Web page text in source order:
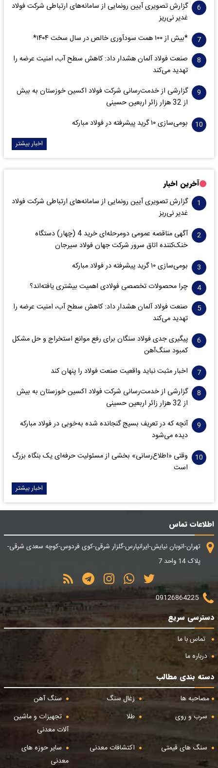
گزارش تصویری آیین رونمایی از سامانه‌های ارتباطی شرکت فولاد
غدیر نی‌ریز
*بیش از ۱۰۰ همت سودآوری خالص در سال سخت ۱۴۰۴*
صنعت فولاد آلمان هشدار داد: کاهش سطح آب، امنیت عرضه را
تهدید می‌کند
گزارشی از خدمت‌رسانی شرکت فولاد اکسین خوزستان به بیش
از 32 هزار زائر اربعین حسینی
بومی‌سازی ۱۰ گرید پیشرفته در فولاد مبارکه
اخبار بیشتر
آخرین اخبار
گزارش تصویری آیین رونمایی از سامانه‌های ارتباطی شرکت فولاد
غدیر نی‌ریز
آگهی مناقصه عمومی دومرحله‌ای خرید 4 (چهار) دستگاه
خنک‌کننده اتاق سرور شرکت جهان فولاد سیرجان
بومی‌سازی ۱۰ گرید پیشرفته در فولاد مبارکه
چرا محصولات تخصصی فولادی اهمیت بیشتری یافته‌اند؟
صنعت فولاد آلمان هشدار داد: کاهش سطح آب، امنیت عرضه را
تهدید می‌کند
پیگیری جدی فولاد سنگان برای رفع موانع استخراج و حل مشکل
کمبود سنگ‌آهن
اخبار مثبت نباید واقعیت صنعت فولاد را پنهان کند
گزارشی از خدمت‌رسانی شرکت فولاد اکسین خوزستان به بیش
از 32 هزار زائر اربعین حسینی
آنچه که در تعریف بسیج گنجانده شده به‌خوبی در فولاد مبارکه
دیده می‌شود
وقتی «اطلاع‌رسانی» بخشی از مسئولیت حرفه‌ای یک بنگاه بزرگ
است
اخبار بیشتر
اطلاعات تماس
تهران-اتوبان نیایش-ایرانپارس-گلزار شرقی-کوی فردوس-کوچه سعدی شرقی-
پلاک 14 واحد 7
09126864225
دسترسی سریع
تماس با ما
درباره ما
دسته بندی مطالب
مصاحبه ها
زغال سنگ
سنگ آهن
سرب و روی
طلا
تجهیزات و ماشین
آلات معدنی
سنگ های قیمتی
اکتشافات معدنی
سایر حوزه های
معدنی